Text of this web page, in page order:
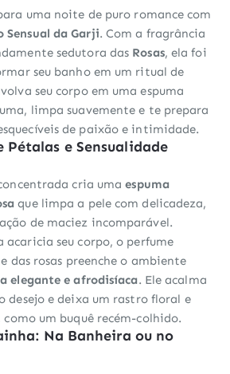
uma noite de puro romance com
Sensual da Garji. Com a fragrância
sedutora das Rosas, ela foi
seu banho em um ritual de
seu corpo em uma espuma
limpa suavemente e te prepara
de paixão e intimidade.
Pétalas e Sensualidade
cria umaespuma
que limpa a pele com delicadeza,
de maciez incomparável.
acaricia seu corpo, o perfume
das rosas preenche o ambiente
elegante e afrodisíaca. Ele acalma
desejo e deixa um rastro floral e
um buquê recém-colhido.
Na Banheira ou no